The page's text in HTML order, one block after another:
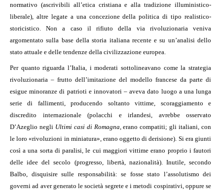
normativo (ascrivibili all’etica cristiana e alla tradizione illuministico-
liberale), altre legate a una concezione della politica di tipo realistico-
storicistico. Non a caso il rifiuto della via rivoluzionaria veniva
argomentato sulla base della storia italiana recente e su un’analisi dello
stato attuale e delle tendenze della civilizzazione europea.
Per quanto riguarda l’Italia, i moderati sottolineavano come la strategia
rivoluzionaria – frutto dell’imitazione del modello francese da parte di
esigue minoranze di patrioti e innovatori – aveva dato luogo a una lunga
serie di fallimenti, producendo soltanto vittime, scoraggiamento e
discredito internazionale (polacchi e irlandesi, avrebbe osservato
D’Azeglio negli Ultimi casi di Romagna , erano compatiti; gli italiani, con
le loro «rivoluzioni in miniatura», erano oggetto di derisione). Si era giunti
così a una sorta di paralisi, le cui maggiori vittime erano proprio i fautori
delle idee del secolo (progresso, libertà, nazionalità). Inutile, secondo
Balbo, disquisire sulle responsabilità: se fosse stato l’assolutismo dei
governi ad aver generato le società segrete e i metodi cospirativi, oppure se